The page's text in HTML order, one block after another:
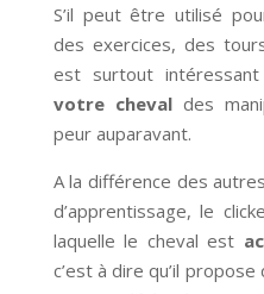
S’il peut être utilisé
des exercices, des
est surtout
votre cheval des
peur auparavant.
A la différence des
d’apprentissage, le
laquelle le cheval est
c’est à dire qu’il